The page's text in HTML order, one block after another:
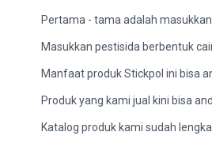
Pertama - tama adalah
Masukkan pestisida berbentuk
Manfaat produk Stickpol ini bisa
Produk yang kami jual kini bisa
Katalog produk kami sudah